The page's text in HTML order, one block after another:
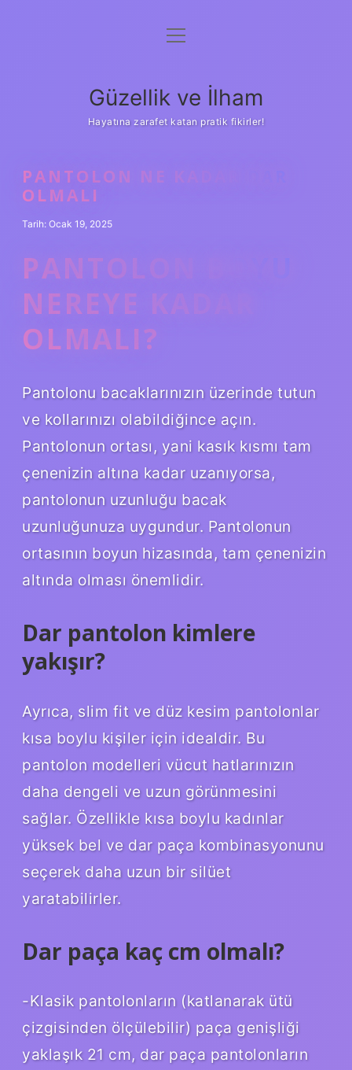
Anasayfa
Yasal Uyarı
menüyü
Güzellik ve İlham
Hayatına zarafet katan pratik fikirler!
PANTOLON NE KADAR DAR
OLMALI
Tarih: Ocak 19, 2025
PANTOLON BOYU
NEREYE KADAR
OLMALI?
Pantolonu bacaklarınızın üzerinde tutun
ve kollarınızı olabildiğince açın.
Pantolonun ortası, yani kasık kısmı tam
çenenizin altına kadar uzanıyorsa,
pantolonun uzunluğu bacak
uzunluğunuza uygundur. Pantolonun
ortasının boyun hizasında, tam çenenizin
altında olması önemlidir.
Dar pantolon kimlere
yakışır?
Ayrıca, slim fit ve düz kesim pantolonlar
kısa boylu kişiler için idealdir. Bu
pantolon modelleri vücut hatlarınızın
daha dengeli ve uzun görünmesini
sağlar. Özellikle kısa boylu kadınlar
yüksek bel ve dar paça kombinasyonunu
seçerek daha uzun bir silüet
yaratabilirler.
Dar paça kaç cm olmalı?
-Klasik pantolonların (katlanarak ütü
çizgisinden ölçülebilir) paça genişliği
yaklaşık 21 cm, dar paça pantolonların